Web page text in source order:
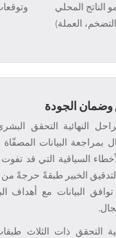
الناتج المحلي
العملة)
النهائية التحقق
بمراجعة البيانات
السياقية التي قد تفوت
الخبير طبقةً حرجةً
البيانات مع أهداف
التحقق ذات الثلاث